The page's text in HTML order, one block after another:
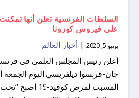
السلطات الفرنسية تعلن أنها
على فيروس كورونا
يونيو 5, 2020 |أخبار العالم
أعلن رئيس المجلس العلمي في
جان-فرنسوا ديلفريسي اليوم
المسبب لمرض